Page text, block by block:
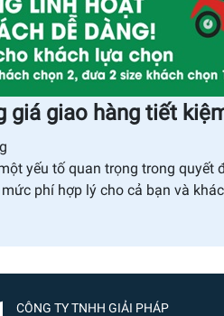
giá giao hàng tiết
yếu tố quan trọng trong
phí hợp lý cho cả bạn và
CÔNG TY TNHH GIẢI PHÁP